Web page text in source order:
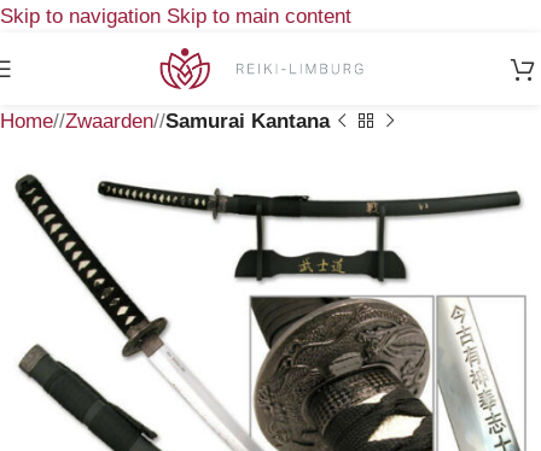
Skip to navigation Skip to main content
Home/ Zwaarden/ Samurai Kantana